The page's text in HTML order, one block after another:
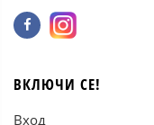
ВКЛЮЧИ СЕ!
Вход